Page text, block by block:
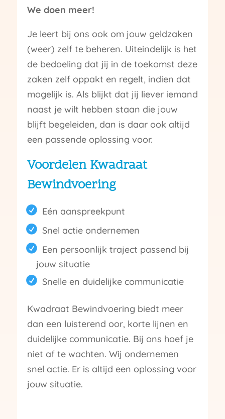
We doen meer!
Je leert bij ons ook om jouw geldzaken
(weer) zelf te beheren. Uiteindelijk is het
de bedoeling dat jij in de toekomst deze
zaken zelf oppakt en regelt, indien dat
mogelijk is. Als blijkt dat jij liever iemand
naast je wilt hebben staan die jouw
blijft begeleiden, dan is daar ook altijd
een passende oplossing voor.
Voordelen Kwadraat
Bewindvoering
Eén aanspreekpunt
Snel actie ondernemen
Een persoonlijk traject passend bij
jouw situatie
Snelle en duidelijke communicatie
Kwadraat Bewindvoering biedt meer
dan een luisterend oor, korte lijnen en
duidelijke communicatie. Bij ons hoef je
niet af te wachten. Wij ondernemen
snel actie. Er is altijd een oplossing voor
jouw situatie.